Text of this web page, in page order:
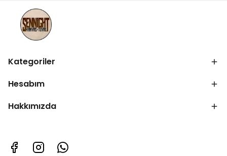
Kategoriler
Hesabım
Hakkımızda